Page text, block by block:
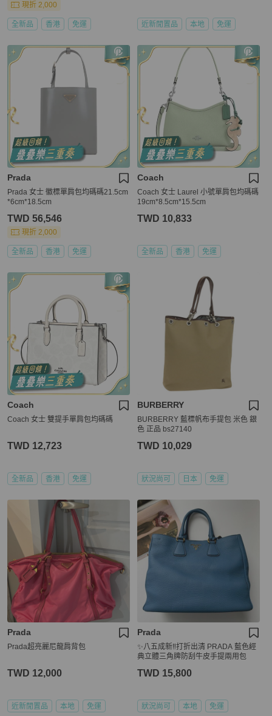
現折 2,000
全新品 香港 免運 近新閒置品 本地 免運
Prada
Prada 女士 徽標單肩包均碼碼21.5cm
*6cm*18.5cm
TWD 56,546
現折 2,000
全新品 香港 免運
Coach
Coach 女士 Laurel 小號單肩包均碼碼
19cm*8.5cm*15.5cm
TWD 10,833
全新品 香港 免運
Coach
Coach 女士 雙提手單肩包均碼碼
TWD 12,723
全新品 香港 免運
BURBERRY
BURBERRY 藍標帆布手提包 米色 銀
色 正品 bs27140
TWD 10,029
狀況尚可 日本 免運
Prada
Prada超亮麗尼龍肩背包
TWD 12,000
近新閒置品 本地 免運
Prada
✨八五成新‼️打折出清 PRADA 藍色經
典立體三角牌防刮牛皮手提兩用包
TWD 15,800
狀況尚可 本地 免運